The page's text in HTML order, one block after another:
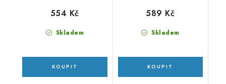
Skladem
554 Kč
Skladem
589 Kč